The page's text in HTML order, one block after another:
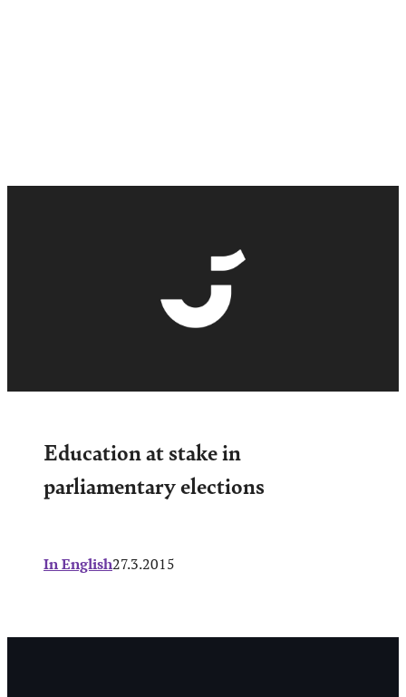
Education at stake in
parliamentary elections
In English27.3.2015